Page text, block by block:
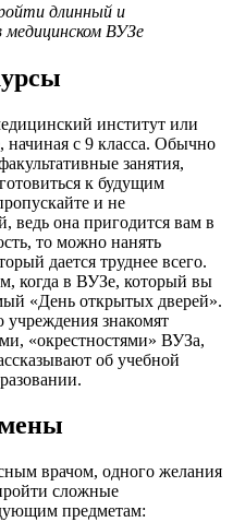
длинный и
ВУЗе
институт или
начиная с 9 класса. Обычно
занятия,
к будущим
и не
ведь она пригодится вам в
то можно нанять
дается труднее всего.
когда в ВУЗе, который вы
«День открытых дверей».
учреждения знакомят
«окрестностями» ВУЗа,
об учебной
врачом, одного желания
сложные
предметам: